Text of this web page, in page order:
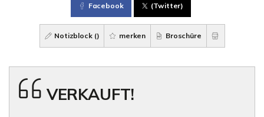
Facebook (Twitter)
Notizblock () merken Broschüre
VERKAUFT!